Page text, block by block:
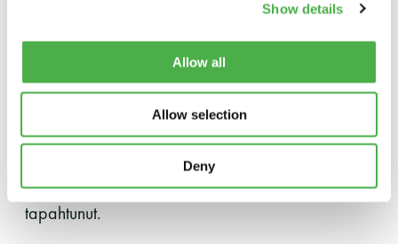
Show details
Allow all
Allow selection
Deny
Arvion kohteena oleville ei kritiikki aina tunnu
hyvältä. Usein talkootöillä ja pienillä rahoilla
tehtyä saunaa ei passaisi mennä arvostelemaan.
— Aika vähän tulee negatiivista palautetta. Kaikki
haluavat omalle saunalleen parasta ja ottavat
parannusehdotukseni huomioon. Sellaista, että
joku ei enää tervehtisi, ei oikeastaan ole onneksi
tapahtunut.